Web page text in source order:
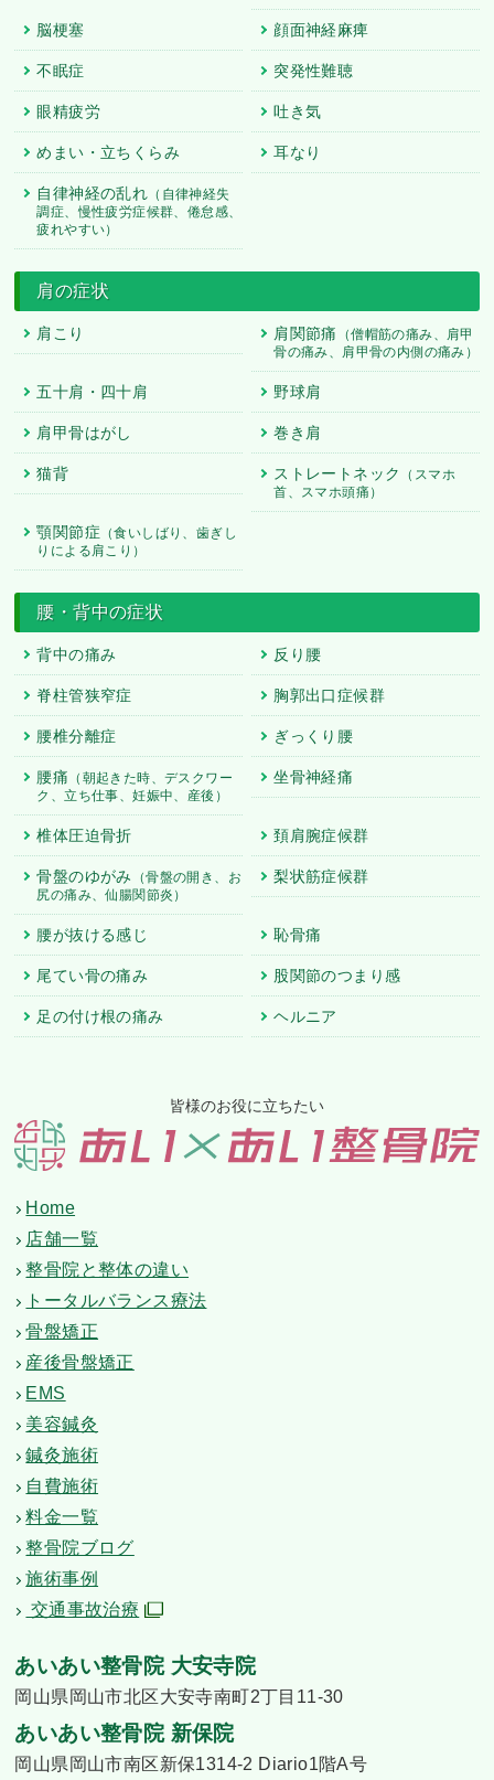
脳梗塞 顔面神経麻痺
不眠症 突発性難聴
眼精疲労 吐き気
めまい・立ちくらみ 耳なり
自律神経の乱れ （自律神経失
調症、慢性疲労症候群、倦怠感、
疲れやすい）
肩の症状
肩こり 肩関節痛
（僧帽筋の痛み、肩甲
骨の痛み、肩甲骨の内側の痛み）
五十肩・四十肩 野球肩
肩甲骨はがし 巻き肩
猫背 ストレートネック
（スマホ
首、スマホ頭痛）
顎関節症 （食いしばり、歯ぎし
りによる肩こり）
腰・背中の症状
背中の痛み 反り腰
脊柱管狭窄症 胸郭出口症候群
腰椎分離症 ぎっくり腰
腰痛 （朝起きた時、デスクワー
ク、立ち仕事、妊娠中、産後）
坐骨神経痛
椎体圧迫骨折 頚肩腕症候群
骨盤のゆがみ
（骨盤の開き、お
尻の痛み、仙腸関節炎）
梨状筋症候群
腰が抜ける感じ 恥骨痛
尾てい骨の痛み 股関節のつまり感
足の付け根の痛み ヘルニア
皆様のお役に立ちたい
Home
店舗一覧
整骨院と整体の違い
トータルバランス療法
骨盤矯正
産後骨盤矯正
EMS
美容鍼灸
鍼灸施術
自費施術
料金一覧
整骨院ブログ
施術事例
交通事故治療
あいあい整骨院 大安寺院
岡山県岡山市北区大安寺南町2丁目11-30
あいあい整骨院 新保院
岡山県岡山市南区新保1314-2 Diario1階A号